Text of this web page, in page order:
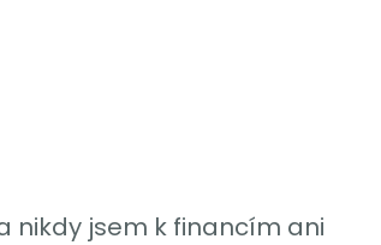
nikdy jsem k financím ani